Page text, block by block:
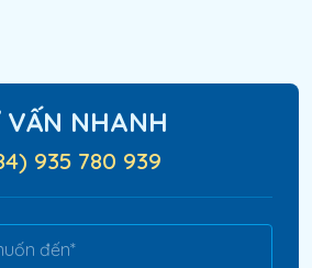
VẤN NHANH
935 780 939